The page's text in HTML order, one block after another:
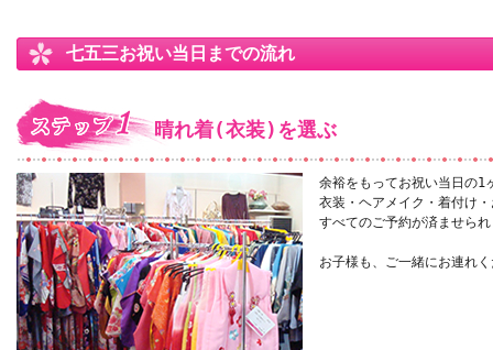
七五三お祝い当日までの流れ
晴れ着(衣装)を選ぶ
余裕をもってお祝い当日の1
衣装・ヘアメイク・着付け
すべてのご予約が済ませら
お子様も、ご一緒にお連れ